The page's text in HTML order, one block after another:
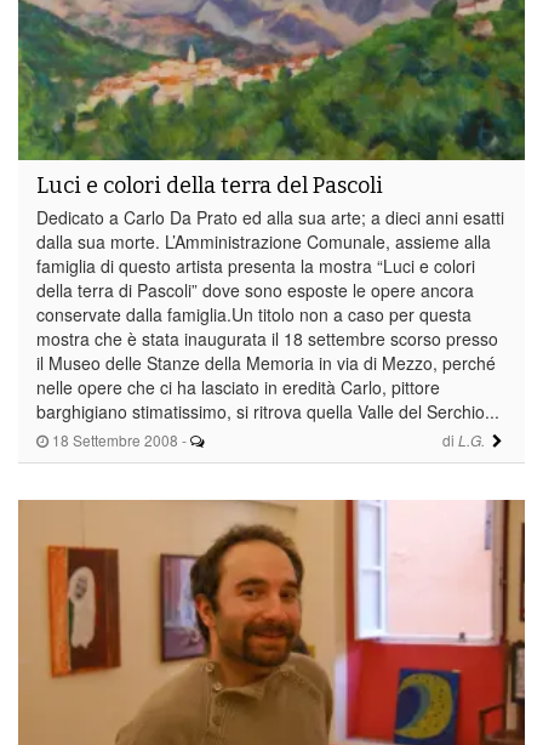
18 Settembre 2008 - di L.G.
Luci e colori della terra del Pascoli
Dedicato a Carlo Da Prato ed alla sua arte; a dieci anni esatti
dalla sua morte. L’Amministrazione Comunale, assieme alla
famiglia di questo artista presenta la mostra “Luci e colori
della terra di Pascoli” dove sono esposte le opere ancora
conservate dalla famiglia.Un titolo non a caso per questa
mostra che è stata inaugurata il 18 settembre scorso presso
il Museo delle Stanze della Memoria in via di Mezzo, perché
nelle opere che ci ha lasciato in eredità Carlo, pittore
barghigiano stimatissimo, si ritrova quella Valle del Serchio...